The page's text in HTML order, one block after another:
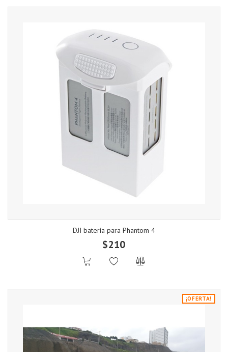
DJI batería para Phantom 4
$210
¡OFERTA!